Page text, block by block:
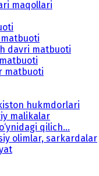
maqollari
davri matbuoti
matbuoti
hukmdorlari
malikalar
qilich...
olimlar, sarkardalar